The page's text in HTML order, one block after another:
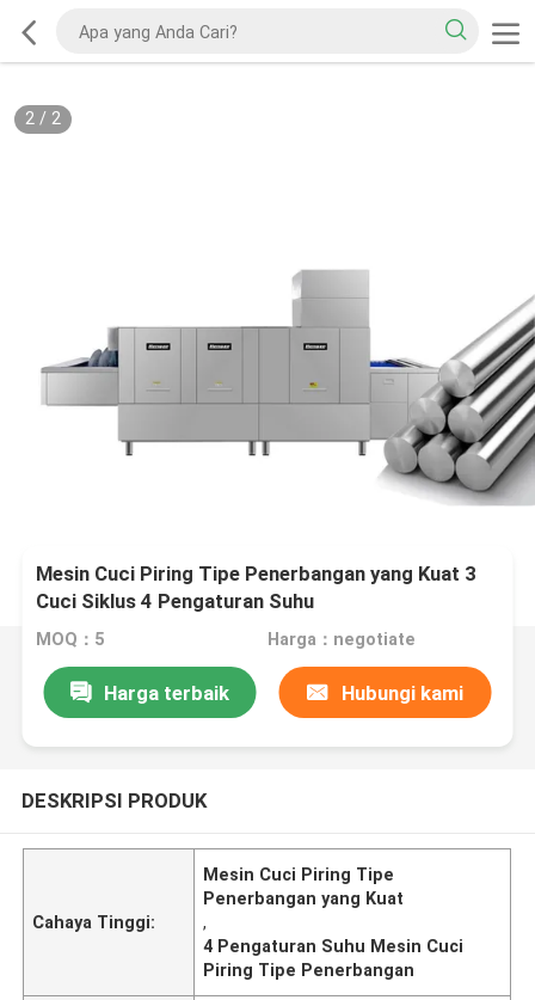
2/ 2
Mesin Cuci Piring Tipe Penerbangan yang Kuat 3
Cuci Siklus 4 Pengaturan Suhu
MOQ：5 Harga：negotiate
Harga terbaik Hubungi kami
DESKRIPSI PRODUK
Cahaya Tinggi:
Mesin Cuci Piring Tipe
Penerbangan yang Kuat
,
4 Pengaturan Suhu Mesin Cuci
Piring Tipe Penerbangan